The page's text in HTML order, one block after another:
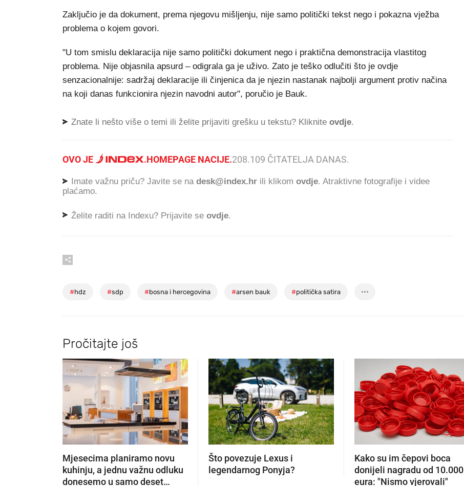
Zaključio je da dokument, prema njegovu mišljenju, nije samo politički tekst nego i pokazna vježba
problema o kojem govori.
"U tom smislu deklaracija nije samo politički dokument nego i praktična demonstracija vlastitog
problema. Nije objasnila apsurd – odigrala ga je uživo. Zato je teško odlučiti što je ovdje
senzacionalnije: sadržaj deklaracije ili činjenica da je njezin nastanak najbolji argument protiv načina
na koji danas funkcionira njezin navodni autor", poručio je Bauk.
Znate li nešto više o temi ili želite prijaviti grešku u tekstu? Kliknite ovdje.
OVO JE .HOMEPAGE NACIJE.208.109 ČITATELJA DANAS.
Imate važnu priču? Javite se na desk@index.hr ili klikom ovdje. Atraktivne fotografije i videe
plaćamo.
Želite raditi na Indexu? Prijavite se ovdje.
#hdz #sdp #bosna i hercegovina #arsen bauk #politička satira
Pročitajte još
Mjesecima planiramo novu
kuhinju, a jednu važnu odluku
donesemo u samo deset
Što povezuje Lexus i
legendarnog Ponyja?
Kako su im čepovi boca
donijeli nagradu od 10.000
eura: "Nismo vjerovali"